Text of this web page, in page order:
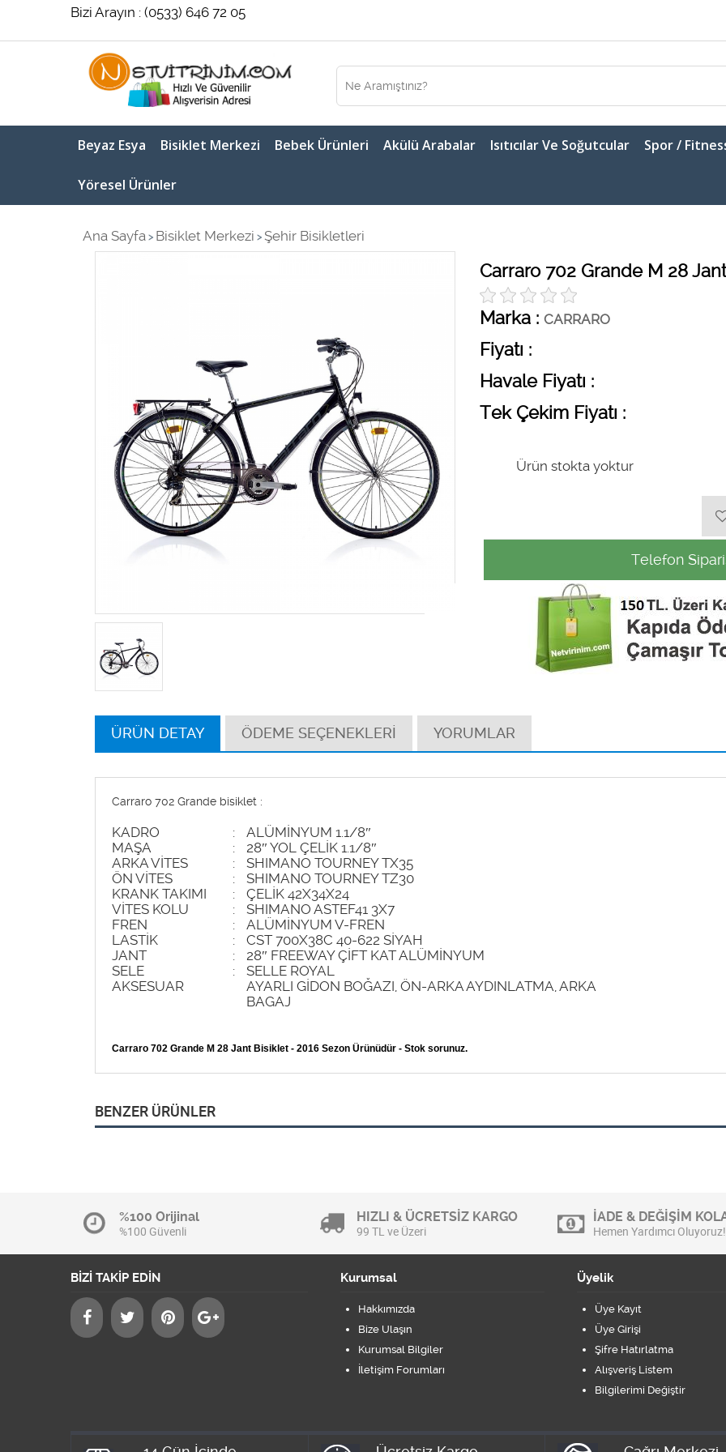
Bizi Arayın : (0533) 646 72 05
Beyaz Esya Bisiklet Merkezi Bebek Ürünleri Akülü Arabalar Isıtıcılar Ve Soğutcular Spor /
Yöresel Ürünler
Ana Sayfa > Bisiklet Merkezi > Şehir Bisikletleri
Carraro 702 Grande M 28
Marka : CARRARO
Fiyatı :
Havale Fiyatı :
Tek Çekim Fiyatı :
Ürün stokta yoktur
Telefon
ÜRÜN DETAY ÖDEME SEÇENEKLERİ YORUMLAR
Carraro 702 Grande bisiklet :
KADRO :
ALÜMİNYUM 1.1/8″
MAŞA
:
28″ YOL ÇELİK 1.1/8″
ARKA VİTES
:
SHIMANO TOURNEY TX35
ÖN VİTES
:
SHIMANO TOURNEY TZ30
KRANK TAKIMI
:
ÇELİK 42X34X24
VİTES KOLU
:
SHIMANO ASTEF41 3X7
FREN
:
ALÜMİNYUM V-FREN
LASTİK
:
CST 700X38C 40-622 SİYAH
JANT
:
28″ FREEWAY ÇİFT KAT ALÜMİNYUM
SELE
:
SELLE ROYAL
AKSESUAR
AYARLI GİDON BOĞAZI, ÖN-ARKA AYDINLATMA, ARKA
BAGAJ
Carraro 702 Grande M 28 Jant Bisiklet - 2016 Sezon Ürünüdür - Stok sorunuz.
BENZER ÜRÜNLER
%100 Orijinal
%100 Güvenli
HIZLI & ÜCRETSİZ KARGO
99 TL ve Üzeri
İADE & DEĞİŞİM
Hemen Yardımcı Oluyoruz!
BİZİ TAKİP EDİN Kurumsal
Hakkımızda
Bize Ulaşın
Kurumsal Bilgiler
İletişim Forumları
Üyelik
Üye Kayıt
Üye Girişi
Şifre Hatırlatma
Alışveriş Listem
Bilgilerimi Değiştir